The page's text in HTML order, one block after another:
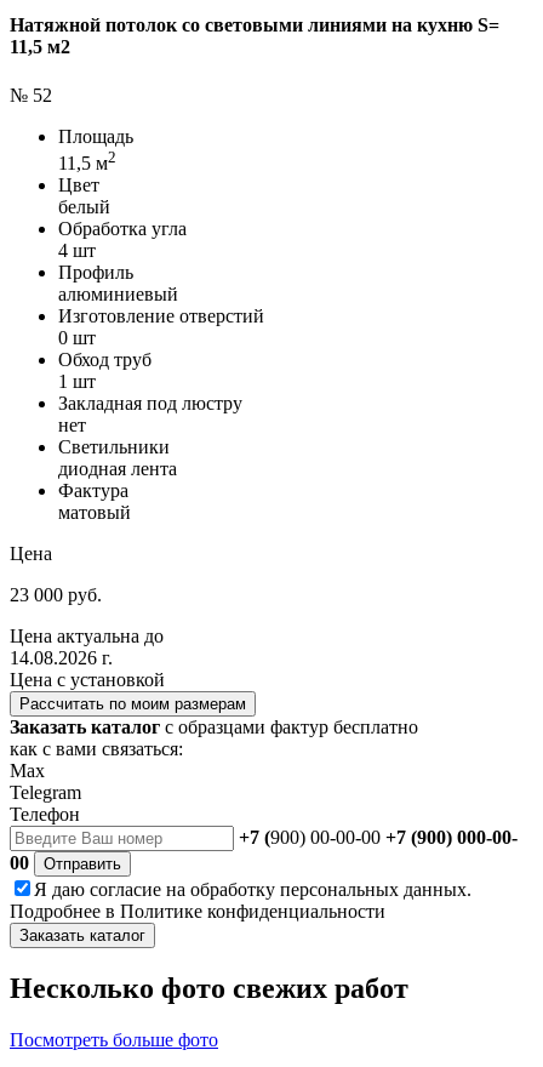
Натяжной потолок со световыми линиями на кухню S=
11,5 м2
№ 52
Площадь
11,5 м2
Цвет
белый
Обработка угла
4 шт
Профиль
алюминиевый
Изготовление отверстий
0 шт
Обход труб
1 шт
Закладная под люстру
нет
Светильники
диодная лента
Фактура
матовый
Цена
23 000 руб.
Цена актуальна до
14.08.2026 г.
Цена с установкой
Рассчитать по моим размерам
Заказать каталог с образцами фактур бесплатно
как с вами связаться:
Max
Telegram
Телефон
+7 (900) 00-00-00 +7 (900) 000-00-
00
Отправить
Я даю согласие на обработку персональных данных.
Подробнее в Политике конфиденциальности
Заказать каталог
Несколько фото свежих работ
Посмотреть больше фото